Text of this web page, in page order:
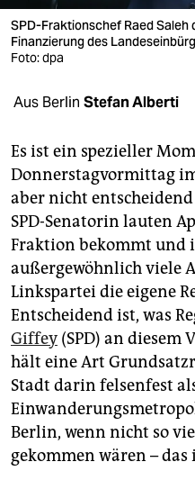
verlag
verlag
shop
fragen & hilfe
unterstützen
abo
genossenschaft
epaper login
SPD-Fraktionschef Raed Saleh
Finanzierung des
Foto: dpa
Aus Berlin Stefan Alberti
Es ist ein spezieller
Donnerstagvormittag
aber nicht
SPD-Senatorin lauten
Fraktion bekommt und
außergewöhnlich viele
Linkspartei die eigene
Entscheidend ist, was
Giffey (SPD) an diesem
hält eine Art
Stadt darin felsenfest
Berlin, wenn nicht so
gekommen wären – das